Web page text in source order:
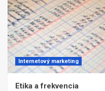
Internetový marketing
Etika a frekvencia